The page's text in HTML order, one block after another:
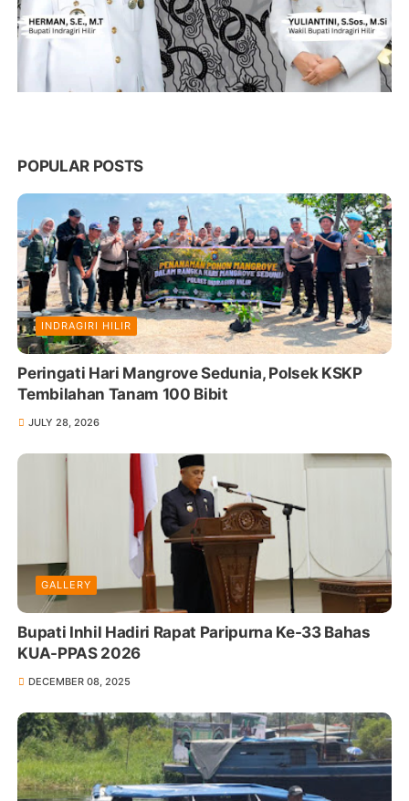
POPULAR POSTS
INDRAGIRI HILIR
Peringati Hari Mangrove Sedunia, Polsek KSKP
Tembilahan Tanam 100 Bibit
JULY 28, 2026
GALLERY
Bupati Inhil Hadiri Rapat Paripurna Ke-33 Bahas
KUA-PPAS 2026
DECEMBER 08, 2025